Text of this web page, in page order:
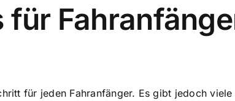
für
für jeden Fahranfänger. Es gibt jedoch